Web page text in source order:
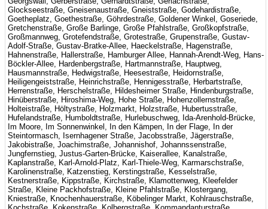
Glockseestraße, Gneisenaustraße, Gneiststraße, Godehardistraße,
Goetheplatz, Goethestraße, Göhrdestraße, Goldener Winkel, Goseriede,
Gretchenstraße, Große Barlinge, Große Pfahlstraße, Großkopfstraße,
Großmannweg, Grotefendstraße, Grotestraße, Grupenstraße, Gustav-
Adolf-Straße, Gustav-Bratke-Allee, Haeckelstraße, Hagenstraße,
Hahnenstraße, Hallerstraße, Hamburger Allee, Hannah-Arendt-Weg, Hans-
Böckler-Allee, Hardenbergstraße, Hartmannstraße, Hauptweg,
Hausmannstraße, Hedwigstraße, Heesestraße, Heidornstraße,
Heiligengeiststraße, Heinrichstraße, Hennigesstraße, Herbartstraße,
Herrenstraße, Herschelstraße, Hildesheimer Straße, Hindenburgstraße,
Hinüberstraße, Hiroshima-Weg, Hohe Straße, Hohenzollernstraße,
Holteistraße, Höltystraße, Holzmarkt, Holzstraße, Hubertusstraße,
Hufelandstraße, Humboldtstraße, Hurlebuschweg, Ida-Arenhold-Brücke,
Im Moore, Im Sonnenwinkel, In den Kämpen, In der Flage, In der
Steintormasch, Isernhagener Straße, Jacobsstraße, Jägerstraße,
Jakobistraße, Joachimstraße, Johannishof, Johannssenstraße,
Jungfernstieg, Justus-Garten-Brücke, Kaiserallee, Kanalstraße,
Kaplanstraße, Karl-Arnold-Platz, Karl-Thiele-Weg, Karmarschstraße,
Karolinenstraße, Katzenstieg, Kerstingstraße, Kesselstraße,
Kestnerstraße, Kippstraße, Kirchstraße, Klamottenweg, Kleefelder
Straße, Kleine Packhofstraße, Kleine Pfahlstraße, Klostergang,
Kniestraße, Knochenhauerstraße, Köbelinger Markt, Kohlrauschstraße,